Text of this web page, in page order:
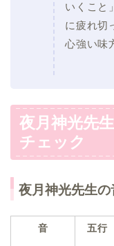
いくこと
に疲れ切
心強い味
夜月神光先
チェック
夜月神光先生
音 五行